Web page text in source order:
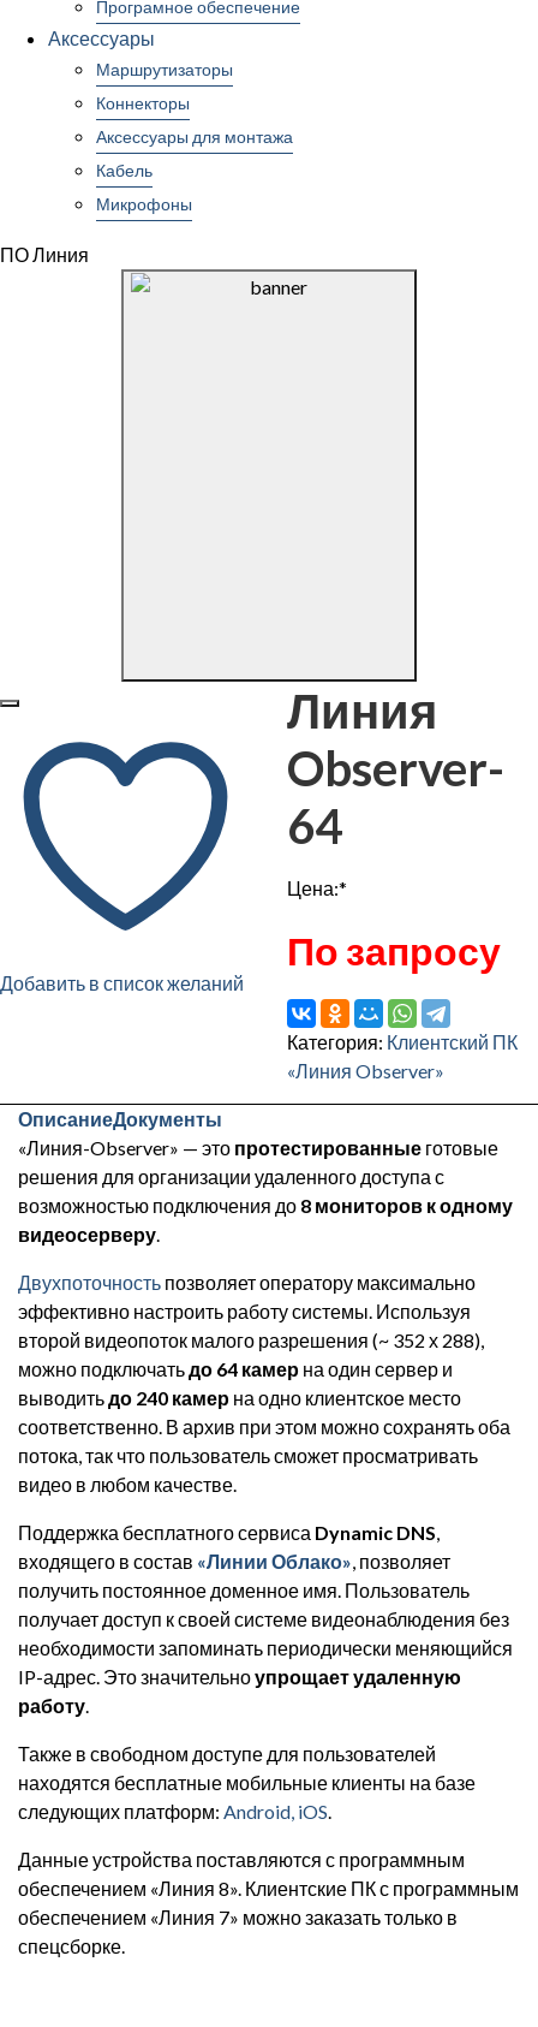
Програмное обеспечение
Аксессуары
Маршрутизаторы
Коннекторы
Аксессуары для монтажа
Кабель
Микрофоны
ПО Линия
Добавить в список желаний
Линия
Observer-
64
Цена:*
По запросу
Категория: Клиентский ПК
«Линия Observer»
ОписаниеДокументы
«Линия-Observer» — это протестированные готовые
решения для организации удаленного доступа с
возможностью подключения до 8 мониторов к одному
видеосерверу.
Двухпоточность позволяет оператору максимально
эффективно настроить работу системы. Используя
второй видеопоток малого разрешения (~ 352 х 288),
можно подключатьдо 64 камер на один сервер и
выводитьдо 240 камер на одно клиентское место
соответственно. В архив при этом можно сохранять оба
потока, так что пользователь сможет просматривать
видео в любом качестве.
Поддержка бесплатного сервиса Dynamic DNS,
входящего в состав «Линии Облако», позволяет
получить постоянное доменное имя. Пользователь
получает доступ к своей системе видеонаблюдения без
необходимости запоминать периодически меняющийся
IP-адрес. Это значительноупрощает удаленную
работу.
Также в свободном доступе для пользователей
находятся бесплатные мобильные клиенты на базе
следующих платформ: Android, iOS.
Данные устройства поставляются с программным
обеспечением «Линия 8». Клиентские ПК с программным
обеспечением «Линия 7» можно заказать только в
спецсборке.